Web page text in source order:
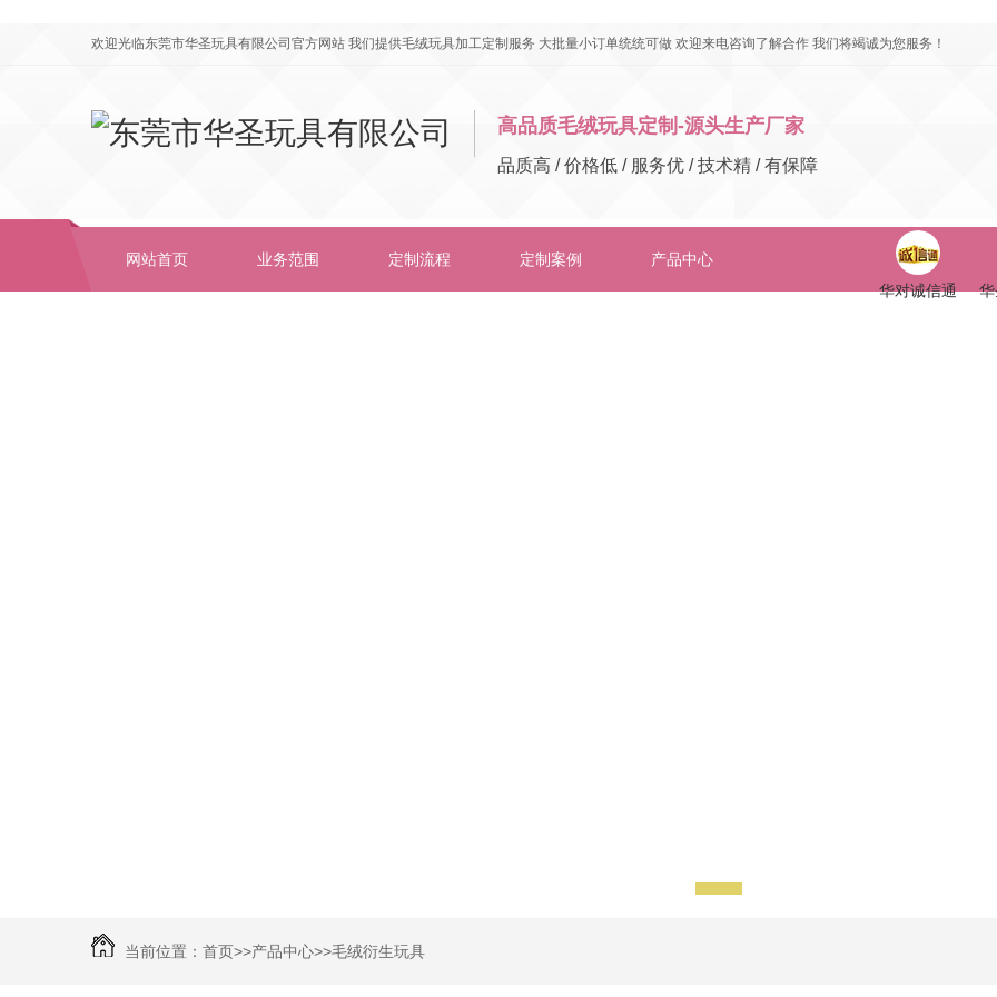
欢迎光临东莞市华圣玩具有限公司官方网站 我们提供毛绒玩具加工定制服务 大批量小订单统统可做 欢迎来电咨询了解合作 我们将竭诚为您服务！
高品质毛绒玩具定制-源头生产厂家
品质高 / 价格低 / 服务优 / 技术精 / 有保障
华对诚信通
网站首页 业务范围 定制流程 定制案例 产品中心
当前位置： 首页>>产品中心>>毛绒衍生玩具